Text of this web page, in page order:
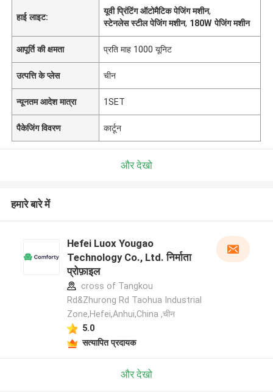
हाई लाइट:
यूवी प्रिंटिंग ऑटोमैटिक पेजिंग मशीन,
स्टेनलेस स्टील पेजिंग मशीन, 180W पेजिंग मशीन
आपूर्ति की क्षमता प्रति माह 1000 यूनिट
उत्पत्ति के प्लेस चीन
न्यूनतम आदेश मात्रा 1SET
पैकेजिंग विवरण कार्टून
और देखो
हमारे बारे में
Hefei Luox Yougao
Technology Co., Ltd. निर्माता
प्रोफ़ाइल
cross of Tangkou
Rd&Zhurong Rd Taohua Industrial
Zone,Hefei,Anhui,China ,चीन
5.0
सत्यापित प्रदायक
और देखो